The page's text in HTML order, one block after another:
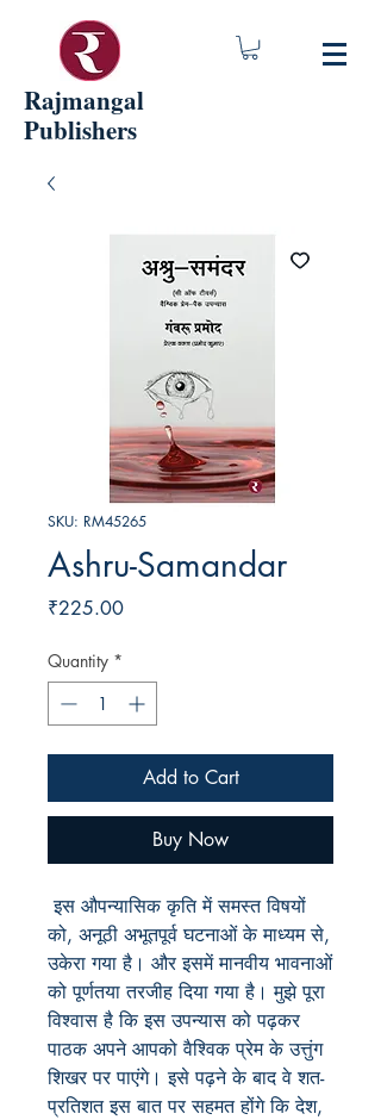
Rajmangal
Publishers
SKU: RM45265
Ashru-Samandar
₹225.00Price
Quantity *
Add to Cart
Buy Now
इस औपन्यासिक कृति में समस्त विषयों
को, अनूठी अभूतपूर्व घटनाओं के माध्यम से,
उकेरा गया है। और इसमें मानवीय भावनाओं
को पूर्णतया तरजीह दिया गया है। मुझे पूरा
विश्वास है कि इस उपन्यास को पढ़कर
पाठक अपने आपको वैश्विक प्रेम के उत्तुंग
शिखर पर पाएंगे। इसे पढ़ने के बाद वे शत-
प्रतिशत इस बात पर सहमत होंगे कि देश,